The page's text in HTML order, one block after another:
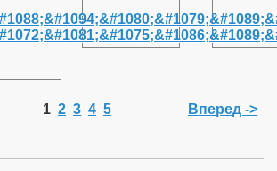
1 2 3 4 5 Вперед ->